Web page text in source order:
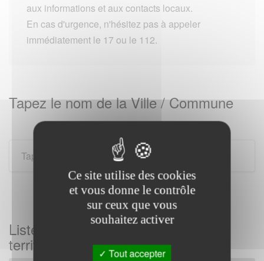
aux informations et aux contacts locaux.
En cas d'urgence, n'hésitez pas à appeler
immédiatement le 17 ou le 112.
Tapez le nom de la Ville / Commune
Liste des gendarmeries sur tous les
territoires Français
Ce site utilise des cookies
et vous donne le contrôle
sur ceux que vous
souhaitez activer
Tout accepter